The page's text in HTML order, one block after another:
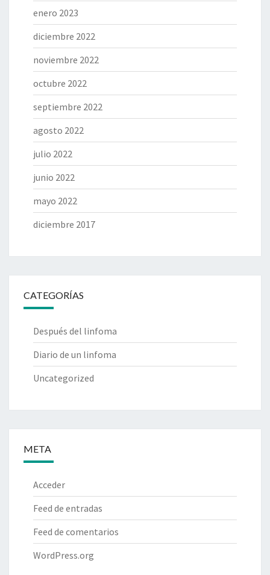
enero 2023
diciembre 2022
noviembre 2022
octubre 2022
septiembre 2022
agosto 2022
julio 2022
junio 2022
mayo 2022
diciembre 2017
CATEGORÍAS
Después del linfoma
Diario de un linfoma
Uncategorized
META
Acceder
Feed de entradas
Feed de comentarios
WordPress.org